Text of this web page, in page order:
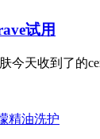
试用